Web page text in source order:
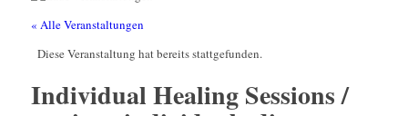
« Alle Veranstaltungen
Diese Veranstaltung hat bereits stattgefunden.
Individual Healing Sessions /